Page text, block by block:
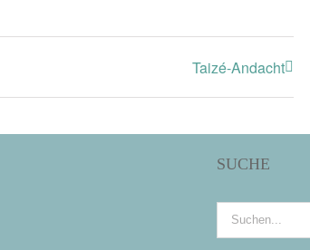
Taizé-Andacht
SUCHE
Suche
nach: